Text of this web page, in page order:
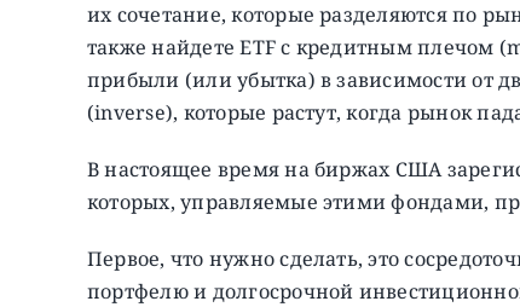
их сочетание, которые разделяются по
также найдете ETF с кредитным плечом
прибыли (или убытка) в зависимости от
(inverse), которые растут, когда рынок
В настоящее время на биржах США
которых, управляемые этими фондами,
Первое, что нужно сделать, это
портфелю и долгосрочной